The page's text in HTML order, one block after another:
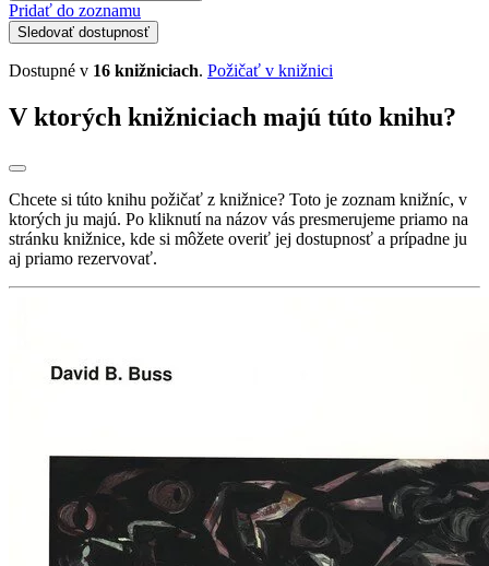
Pridať do zoznamu
Sledovať dostupnosť
Dostupné v 16 knižniciach. Požičať v knižnici
V ktorých knižniciach majú túto knihu?
Chcete si túto knihu požičať z knižnice? Toto je zoznam knižníc, v
ktorých ju majú. Po kliknutí na názov vás presmerujeme priamo na
stránku knižnice, kde si môžete overiť jej dostupnosť a prípadne ju
aj priamo rezervovať.